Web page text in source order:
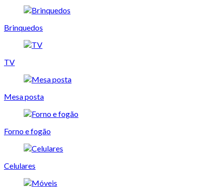
Brinquedos
TV
Mesa posta
Forno e fogão
Celulares